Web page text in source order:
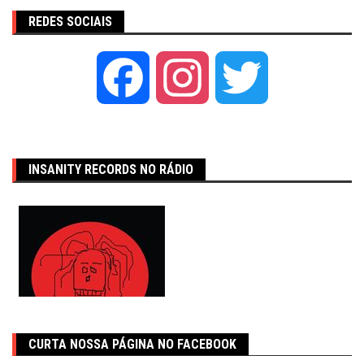
REDES SOCIAIS
Facebook Instagram
INSANITY RECORDS NO RÁDIO
CURTA NOSSA PÁGINA NO FACEBOOK